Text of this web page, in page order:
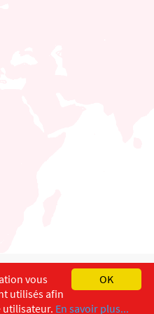
OK
vous
utilisés afin
utilisateur. En savoir plus...